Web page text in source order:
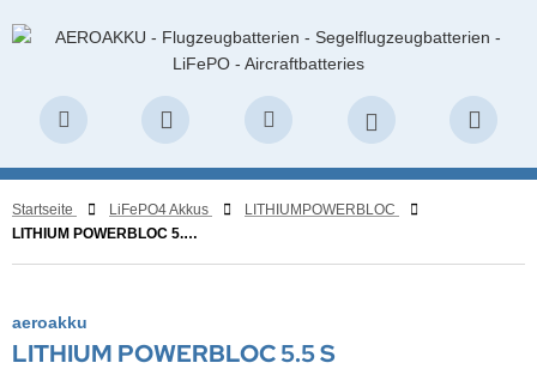
Startseite LiFePO4 Akkus
LITHIUMPOWERBLOC
LITHIUM POWERBLOC 5.5 S
aeroakku
LITHIUM POWERBLOC 5.5 S